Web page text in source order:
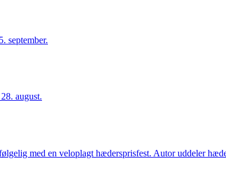
september.
august.
med en veloplagt hædersprisfest. Autor uddeler